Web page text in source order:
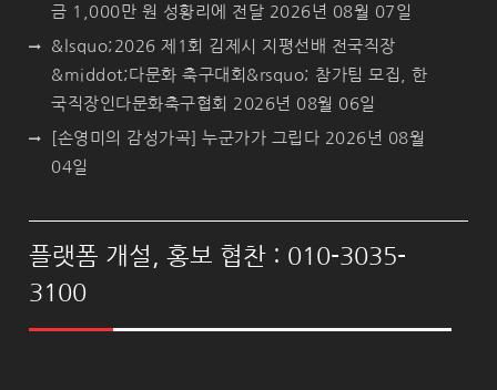
금 1,000만 원 성황리에 전달 2026년 08월 07일
&lsquo;2026 제1회 김제시 지평선배 전국직장
&middot;다문화 축구대회&rsquo; 참가팀 모집, 한
국직장인다문화축구협회 2026년 08월 06일
[손영미의 감성가곡] 누군가가 그립다 2026년 08월
04일
플랫폼 개설, 홍보 협찬 : 010-3035-
3100